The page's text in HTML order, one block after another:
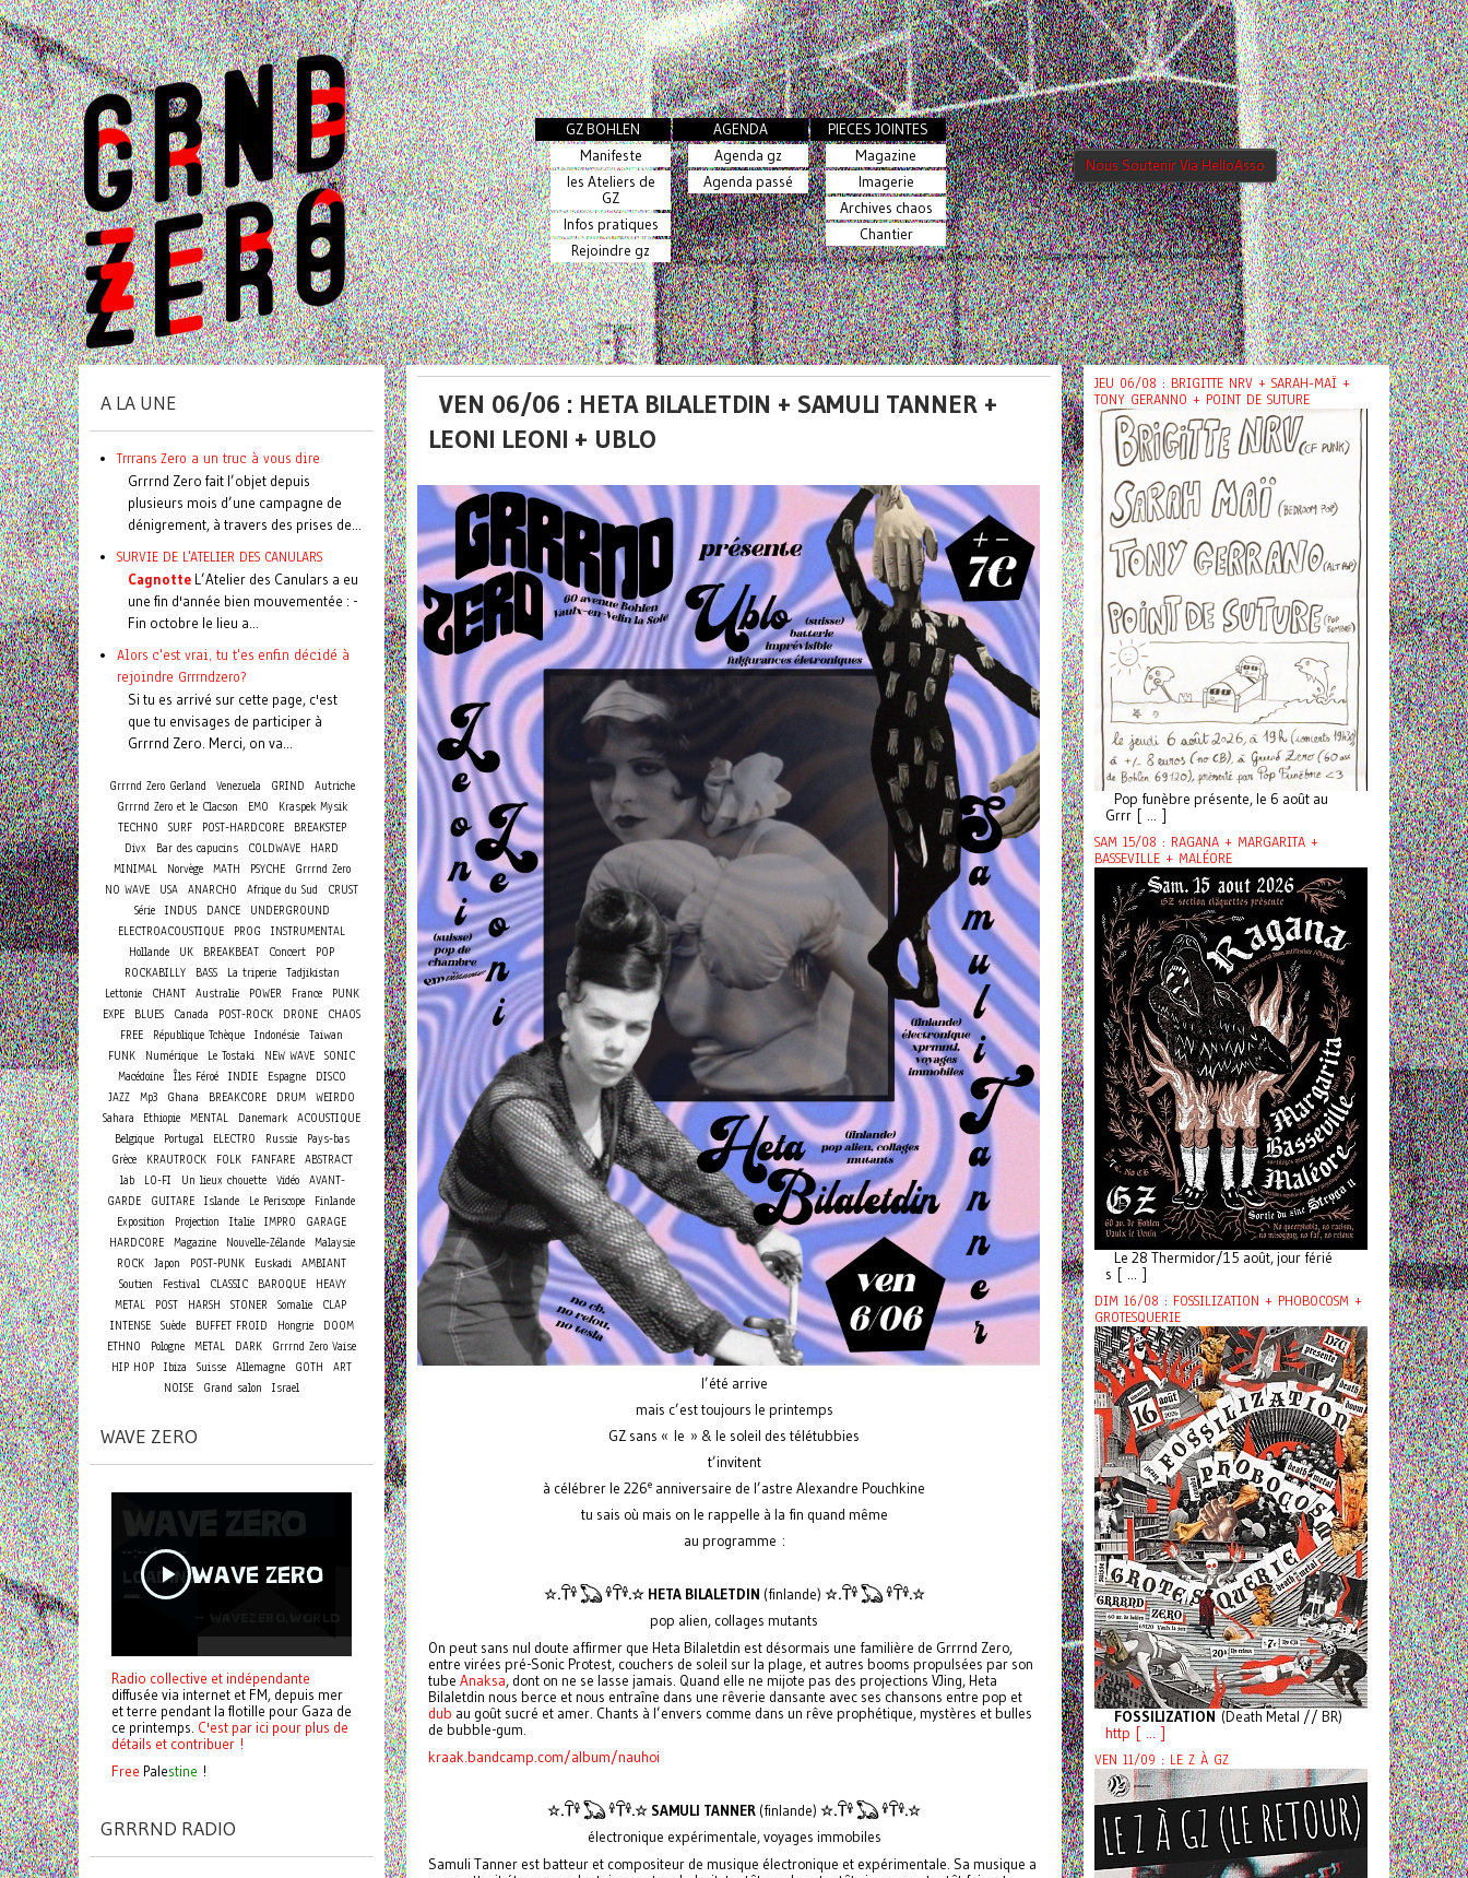
GZ BOHLEN
Manifeste
les Ateliers de
GZ
Infos pratiques
Rejoindre gz
AGENDA
Agenda gz
Agenda passé
PIECES JOINTES
Magazine
Imagerie
Archives chaos
Chantier
Nous Soutenir Via HelloAsso
VEN 06/06 : HETA BILALETDIN + SAMULI TANNER +
LEONI LEONI + UBLO
l’été arrive
mais c’est toujours le printemps
GZ sans « le » & le soleil des télétubbies
t’invitent
à célébrer le 226e anniversaire de l’astre Alexandre Pouchkine
tu sais où mais on le rappelle à la fin quand même
au programme :
☆.𓋼𓍊 𓆏 𓍊𓋼𓍊.☆ HETA BILALETDIN (finlande) ☆.𓋼𓍊 𓆏 𓍊𓋼𓍊.☆
pop alien, collages mutants
On peut sans nul doute affirmer que Heta Bilaletdin est désormais une familière de Grrrnd Zero,
entre virées pré-Sonic Protest, couchers de soleil sur la plage, et autres booms propulsées par son
tube Anaksa, dont on ne se lasse jamais. Quand elle ne mijote pas des projections VJing, Heta
Bilaletdin nous berce et nous entraîne dans une rêverie dansante avec ses chansons entre pop et
dub au goût sucré et amer. Chants à l’envers comme dans un rêve prophétique, mystères et bulles
de bubble-gum.
kraak.bandcamp.com/album/nauhoi
☆.𓋼𓍊 𓆏 𓍊𓋼𓍊.☆ SAMULI TANNER (finlande) ☆.𓋼𓍊 𓆏 𓍊𓋼𓍊.☆
électronique expérimentale, voyages immobiles
Samuli Tanner est batteur et compositeur de musique électronique et expérimentale. Sa musique a
A LA UNE
Trrrans Zero a un truc à vous dire
Grrrnd Zero fait l’objet depuis
plusieurs mois d’une campagne de
dénigrement, à travers des prises de...
SURVIE DE L'ATELIER DES CANULARS
Cagnotte L’Atelier des Canulars a eu
une fin d'année bien mouvementée : -
Fin octobre le lieu a...
Alors c'est vrai, tu t'es enfin décidé à
rejoindre Grrrndzero?
Si tu es arrivé sur cette page, c'est
que tu envisages de participer à
Grrrnd Zero. Merci, on va...
Grrrnd Zero Gerland Venezuela GRIND
Autriche
Grrrnd Zero et le Clacson
EMO
Kraspek Mysik
TECHNO
SURF POST-HARDCORE
BREAKSTEP
Divx
Bar des capucins COLDWAVE
HARD
MINIMAL
Norvège MATH PSYCHE
Grrrnd Zero
NO WAVE
USA ANARCHO Afrique du Sud
CRUST
Série
INDUS DANCE
UNDERGROUND
ELECTROACOUSTIQUE
PROG
INSTRUMENTAL
Hollande
UK BREAKBEAT Concert
POP
ROCKABILLY
BASS La triperie
Tadjikistan
Lettonie
CHANT Australie POWER France
PUNK
EXPE
BLUES Canada POST-ROCK DRONE
CHAOS
FREE
République Tchèque Indonésie Taiwan
FUNK
Numérique Le Tostaki NEW WAVE SONIC
Macédoine
Îles Féroé INDIE Espagne
DISCO
JAZZ Mp3 Ghana BREAKCORE DRUM WEIRDO
Sahara
Ethiopie MENTAL Danemark ACOUSTIQUE
Belgique
Portugal ELECTRO Russie
Pays-bas
Grèce
KRAUTROCK FOLK FANFARE
ABSTRACT
lab
LO-FI Un lieux chouette Vidéo AVANT-
GARDE
GUITARE Islande Le Periscope
Finlande
Exposition
Projection Italie IMPRO
GARAGE
HARDCORE
Magazine Nouvelle-Zélande
Malaysie
ROCK Japon POST-PUNK Euskadi AMBIANT
Soutien
Festival CLASSIC BAROQUE
HEAVY
METAL
POST HARSH STONER Somalie
CLAP
INTENSE
Suède BUFFET FROID Hongrie
DOOM
ETHNO
Pologne METAL DARK
Grrrnd Zero Vaise
HIP HOP Ibiza Suisse Allemagne GOTH
ART
NOISE
Grand salon Israel
WAVE ZERO
Radio collective et indépendante
diffusée via internet et FM, depuis mer
et terre pendant la flotille pour Gaza de
ce printemps. C'est par ici pour plus de
détails et contribuer !
Free Palestine !
GRRRND RADIO
JEU 06/08 : BRIGITTE NRV + SARAH-MAÏ +
TONY GERANNO + POINT DE SUTURE
Pop funèbre présente, le 6 août au
Grrr [ ... ]
SAM 15/08 : RAGANA + MARGARITA +
BASSEVILLE + MALÉORE
Le 28 Thermidor/15 août, jour férié
s [ ... ]
DIM 16/08 : FOSSILIZATION + PHOBOCOSM +
GROTESQUERIE
FOSSILIZATION (Death Metal // BR)
http [ ... ]
VEN 11/09 : LE Z À GZ